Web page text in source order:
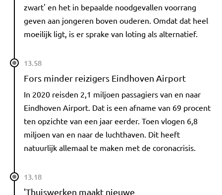
zwart' en het in bepaalde noodgevallen voorrang
geven aan jongeren boven ouderen. Omdat dat heel
moeilijk ligt, is er sprake van loting als alternatief.
13.58
Fors minder reizigers Eindhoven Airport
In 2020 reisden 2,1 miljoen passagiers van en naar
Eindhoven Airport. Dat is een afname van 69 procent
ten opzichte van een jaar eerder. Toen vlogen 6,8
miljoen van en naar de luchthaven. Dit heeft
natuurlijk allemaal te maken met de coronacrisis.
13.18
'Thuiswerken maakt nieuwe